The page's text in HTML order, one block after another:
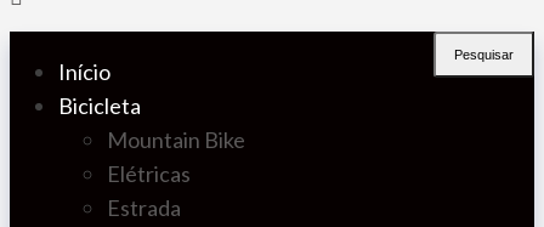
Início
Bicicleta
Mountain Bike
Elétricas
Estrada
Pesquisar